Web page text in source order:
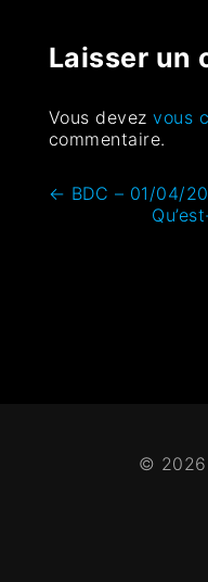
Laisser un
Vous devezvous
commentaire.
← BDC – 01/04/
© 2026